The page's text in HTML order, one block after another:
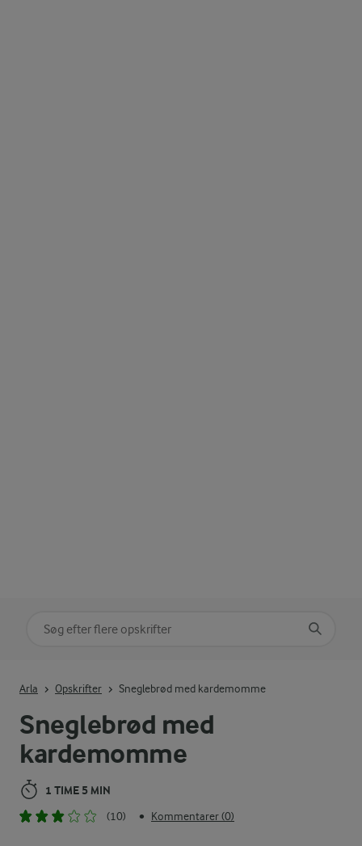
Sneglebrød med
kardemomme
1 TIME 5 MIN
(10) • Kommentarer (0)
Arla Opskrifter Sneglebrød med kardemomme
Søg på kategori